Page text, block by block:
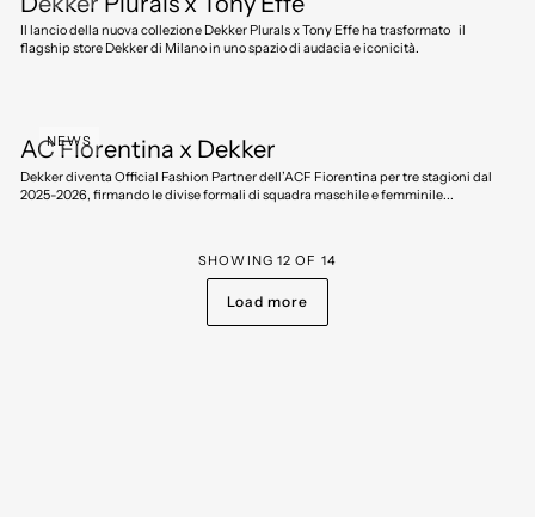
Il lancio della nuova collezione Dekker Plurals x Tony Effe ha trasformato il
flagship store Dekker di Milano in uno spazio di audacia e iconicità.
NEWS
AC Fiorentina x Dekker
Dekker diventa Official Fashion Partner dell’ACF Fiorentina per tre stagioni dal
2025-2026, firmando le divise formali di squadra maschile e femminile...
SHOWING 12 OF 14
Load more